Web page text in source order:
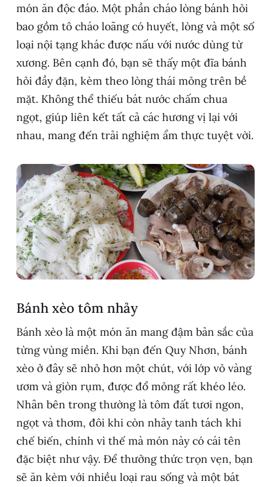
món ăn độc đáo. Một phần cháo lòng bánh hỏi
bao gồm tô cháo loãng có huyết, lòng và một số
loại nội tạng khác được nấu với nước dùng từ
xương. Bên cạnh đó, bạn sẽ thấy một đĩa bánh
hỏi đầy đặn, kèm theo lòng thái mỏng trên bề
mặt. Không thể thiếu bát nước chấm chua
ngọt, giúp liên kết tất cả các hương vị lại với
nhau, mang đến trải nghiệm ẩm thực tuyệt vời.
Bánh xèo tôm nhảy
Bánh xèo là một món ăn mang đậm bản sắc của
từng vùng miền. Khi bạn đến Quy Nhơn, bánh
xèo ở đây sẽ nhỏ hơn một chút, với lớp vỏ vàng
ươm và giòn rụm, được đổ mỏng rất khéo léo.
Nhân bên trong thường là tôm đất tươi ngon,
ngọt và thơm, đôi khi còn nhảy tanh tách khi
chế biến, chính vì thế mà món này có cái tên
đặc biệt như vậy. Để thưởng thức trọn vẹn, bạn
sẽ ăn kèm với nhiều loại rau sống và một bát